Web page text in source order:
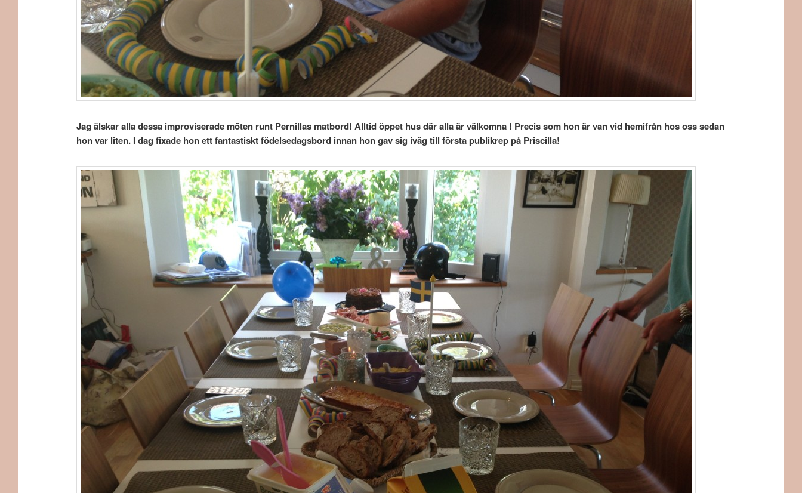
Jag älskar alla dessa improviserade möten runt Pernillas matbord! Alltid öppet hus där alla är välkomna ! Precis som hon är van vid hemifrån hos oss sedan
hon var liten. I dag fixade hon ett fantastiskt födelsedagsbord innan hon gav sig iväg till första publikrep på Priscilla!